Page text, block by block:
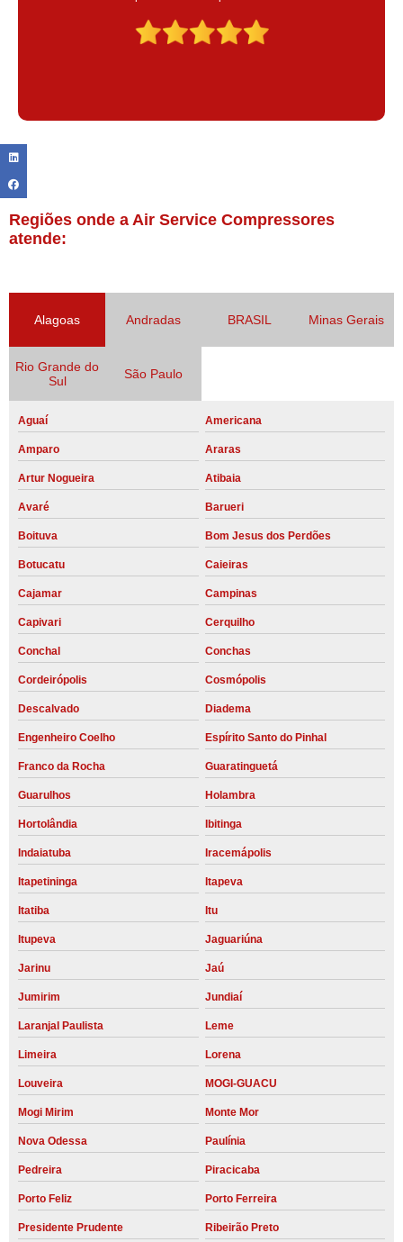
Claudinei excelente profissional!
Regiões onde a Air Service Compressores
atende:
Alagoas Andradas BRASIL Minas Gerais
Rio Grande do
Sul
São Paulo
Aguaí Americana
Amparo Araras
Artur Nogueira Atibaia
Avaré Barueri
Boituva Bom Jesus dos Perdões
Botucatu Caieiras
Cajamar Campinas
Capivari Cerquilho
Conchal Conchas
Cordeirópolis Cosmópolis
Descalvado Diadema
Engenheiro Coelho Espírito Santo do Pinhal
Franco da Rocha Guaratinguetá
Guarulhos Holambra
Hortolândia Ibitinga
Indaiatuba Iracemápolis
Itapetininga Itapeva
Itatiba Itu
Itupeva Jaguariúna
Jarinu Jaú
Jumirim Jundiaí
Laranjal Paulista Leme
Limeira Lorena
Louveira MOGI-GUACU
Mogi Mirim Monte Mor
Nova Odessa Paulínia
Pedreira Piracicaba
Porto Feliz Porto Ferreira
Presidente Prudente Ribeirão Preto